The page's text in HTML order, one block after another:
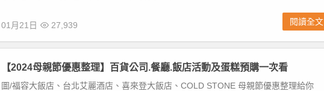
01月21日 27,939 閱讀全文
【2024母親節優惠整理】百貨公司.餐廳.飯店活動及蛋糕預購一次看
圖/福容大飯店、台北艾麗酒店、喜來登大飯店、COLD STONE 母親節優惠整理給你